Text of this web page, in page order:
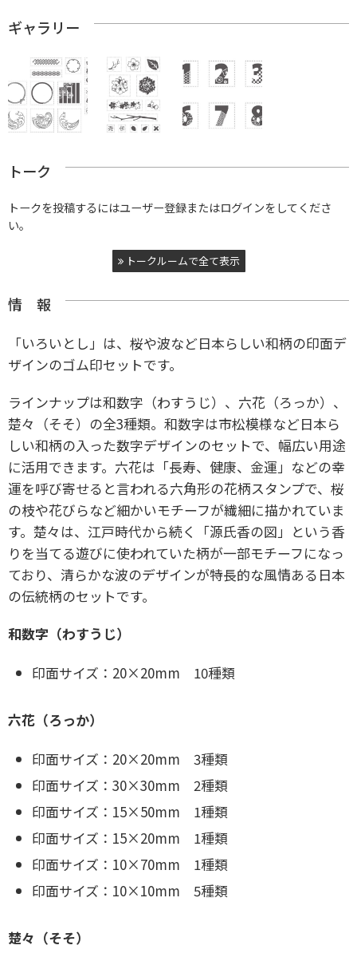
ギャラリー
トーク
トークを投稿するにはユーザー登録またはログインをしてくださ
い。
トークルームで全て表示
情 報
「いろいとし」は、桜や波など日本らしい和柄の印面デ
ザインのゴム印セットです。
ラインナップは和数字（わすうじ）、六花（ろっか）、
楚々（そそ）の全3種類。和数字は市松模様など日本ら
しい和柄の入った数字デザインのセットで、幅広い用途
に活用できます。六花は「長寿、健康、金運」などの幸
運を呼び寄せると言われる六角形の花柄スタンプで、桜
の枝や花びらなど細かいモチーフが繊細に描かれていま
す。楚々は、江戸時代から続く「源氏香の図」という香
りを当てる遊びに使われていた柄が一部モチーフになっ
ており、清らかな波のデザインが特長的な風情ある日本
の伝統柄のセットです。
和数字（わすうじ）
印面サイズ：20×20mm 10種類
六花（ろっか）
印面サイズ：20×20mm 3種類
印面サイズ：30×30mm 2種類
印面サイズ：15×50mm 1種類
印面サイズ：15×20mm 1種類
印面サイズ：10×70mm 1種類
印面サイズ：10×10mm 5種類
楚々（そそ）